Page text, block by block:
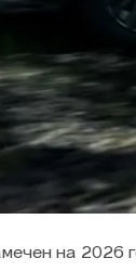
на 2026